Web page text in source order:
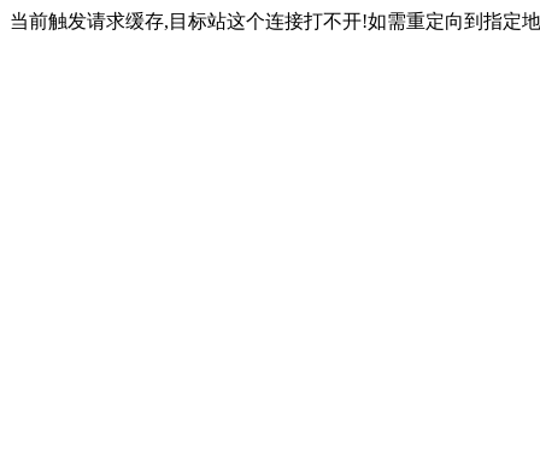
当前触发请求缓存,目标站这个连接打不开!如需重定向到指定